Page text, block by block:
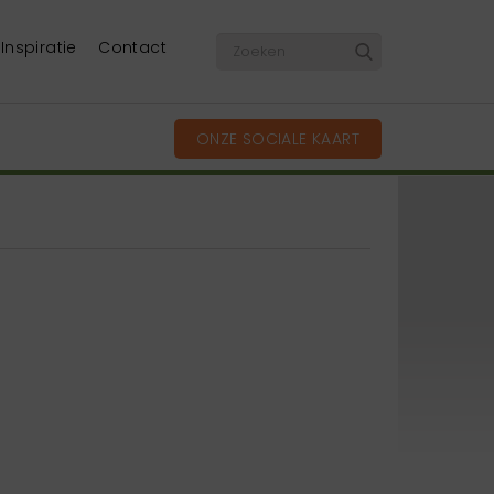
Inspiratie Contact
ONZE SOCIALE KAART